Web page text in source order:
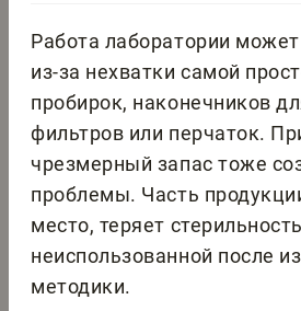
Работа лаборатории
из-за нехватки самой
пробирок, наконечников
фильтров или перчаток.
чрезмерный запас тоже
проблемы. Часть
место, теряет
неиспользованной после
методики.